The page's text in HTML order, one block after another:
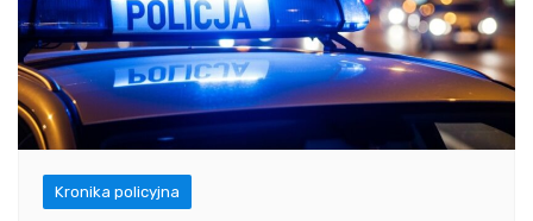
Kronika policyjna